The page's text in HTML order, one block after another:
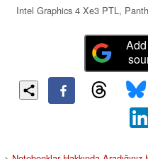
Intel Graphics 4 Xe3 PTL,